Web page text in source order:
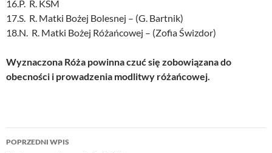
16.P. R. KSM
17.S. R. Matki Bożej Bolesnej – (G. Bartnik)
18.N. R. Matki Bożej Różańcowej – (Zofia Świzdor)
Wyznaczona Róża powinna czuć się zobowiązana do
obecności i prowadzenia modlitwy różańcowej.
Nawigacja
POPRZEDNI WPIS